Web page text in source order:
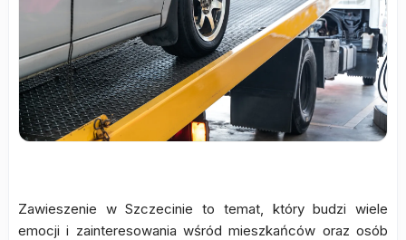
Zawieszenie w Szczecinie to temat, który budzi wiele
emocji i zainteresowania wśród mieszkańców oraz osób